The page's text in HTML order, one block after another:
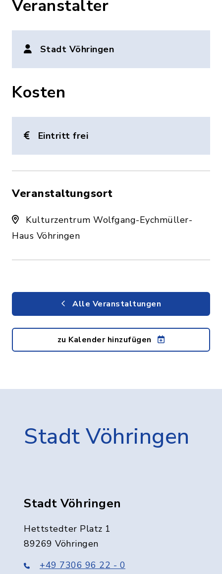
Veranstalter
Stadt Vöhringen
Kosten
Eintritt frei
Veranstaltungsort
Kulturzentrum Wolfgang-Eychmüller-
Haus Vöhringen
Alle Veranstaltungen
zu Kalender hinzufügen
Stadt Vöhringen
Stadt Vöhringen
Hettstedter Platz 1
89269 Vöhringen
+49 7306 96 22 - 0